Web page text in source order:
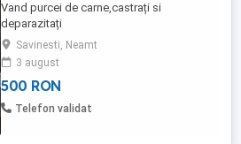
Vand purcei de carne,castrați si
deparazitați
Savinesti, Neamt
3 august
500 RON
Telefon validat